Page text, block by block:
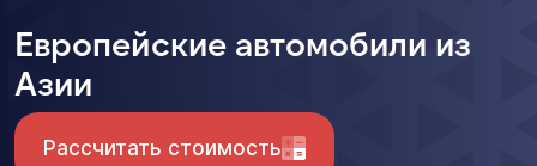
Европейские автомобили из
Азии
Рассчитать стоимость